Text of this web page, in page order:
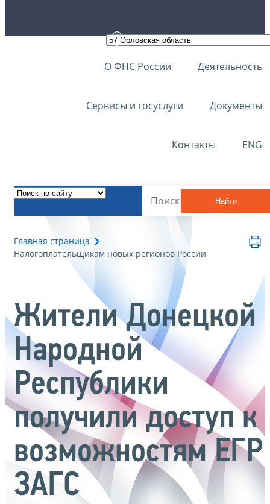
О ФНС России Деятельность
Сервисы и госуслуги Документы
Контакты ENG
Найти
Главная страница
Налогоплательщикам новых регионов России
Жители Донецкой
Народной
Республики
получили доступ к
возможностям ЕГР
ЗАГС